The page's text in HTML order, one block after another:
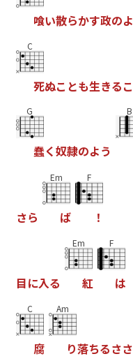
喰い散らかす政のよ
C
死ぬこ とも生きるこ
G
蠢く奴隷のよう
B
さら
Em
ば
F
！
目に入る
Em
紅
F
は
C
腐
Am
り落ちるささ